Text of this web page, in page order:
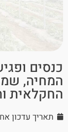
כנסים
המחיה,
החקלאית
תאריך עדכון אחרון: 28/